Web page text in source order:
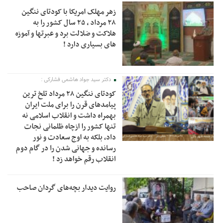
زهر مهلک امریکا با کودتای ننگین
۲۸ مرداد ، ۲۵ سال کشور را به
هلاکت و ضلالت برد و عبرتها و آموزه
های بسیاری دارد !
دکتر سید جواد هاشمی فشارکی :
کودتای ننگین ۲۸ مرداد تلخ ترین
پیامدهای قرن را برای ملت ایران
بهمراه داشت و انقلاب اسلامی نه
تنها کشور را ازچاه ظلمانی نجات
داد، بلکه به اوج سعادت و نور
رسانده و جهانی شدن را در گام دوم
انقلاب رقم خواهد زد !
روایت دیدار بچه‌های گردان صاحب